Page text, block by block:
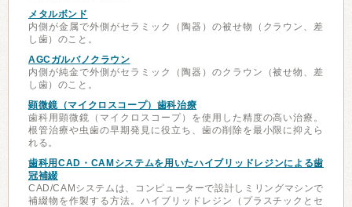
メタルボンド
内側が金属で外側がセラミック（陶器）の被せ物（クラウン、差
し歯）のこと。
AGCガルバノクラウン
内側が純金で外側がセラミック（陶器）のクラウン（被せ物、差
し歯）のこと。
顕微鏡（マイクロスコープ）歯科治療
歯科用顕微鏡（マイクロスコープ）を使用した精度の高い治療。
根管治療や虫歯の早期発見に役立ち、歯の削除を最小限に抑えら
れる。
歯科用CAD・CAMシステムを用いたハイブリッドレジンによる歯
冠補綴
CAD/CAMシステムは、コンピューターで設計しミリングマシンで
補綴物を作製する方法。ハイブリッドレジン（プラスチックとセ